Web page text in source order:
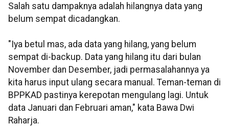
Salah satu dampaknya adalah hilangnya data yang
belum sempat dicadangkan.
"Iya betul mas, ada data yang hilang, yang belum
sempat di-backup. Data yang hilang itu dari bulan
November dan Desember, jadi permasalahannya ya
kita harus input ulang secara manual. Teman-teman di
BPPKAD pastinya kerepotan mengulang lagi. Untuk
data Januari dan Februari aman," kata Bawa Dwi
Raharja.